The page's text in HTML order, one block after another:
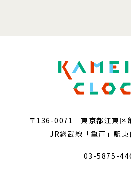
〒136-0071 東京都江東区
JR総武線「亀戸」駅
03-5875-